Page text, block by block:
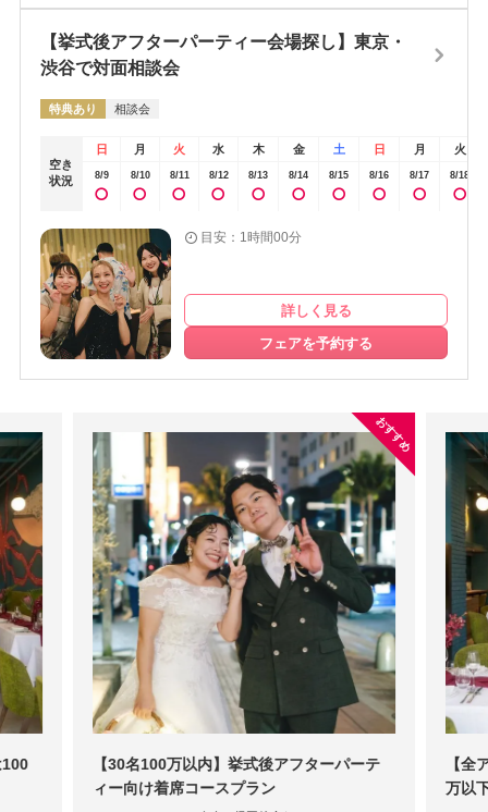
【挙式後アフターパーティー会場探し】東京・
渋谷で対面相談会
特典あり 相談会
空き
状況
日 月 火 水 木 金 土 日 月 火
8/9 8/10 8/11 8/12 8/13 8/14 8/15 8/16 8/17 8/18
目安：1時間00分
詳しく見る
フェアを予約する
おすすめ
【30名100万以内】挙式後アフターパーテ
ィー向け着席コースプラン
【全
万以